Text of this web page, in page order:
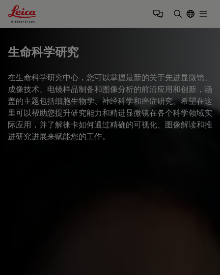
Leica Microsystems Logo
生命科学研究
在生命科学研究中心，您可以掌握最新的关于先进显微镜、
成像技术、电镜样品制备和图像分析的前沿应用和创新，涵
盖的主题包括细胞生物学、神经科学和癌症研究。希望在这
里可以帮助您提升研究能力和精进显微镜在各个科学领域实
际应用，并了解徕卡如何通过精确的可视化、图像解读和推
进研究进展来赋能您的工作。